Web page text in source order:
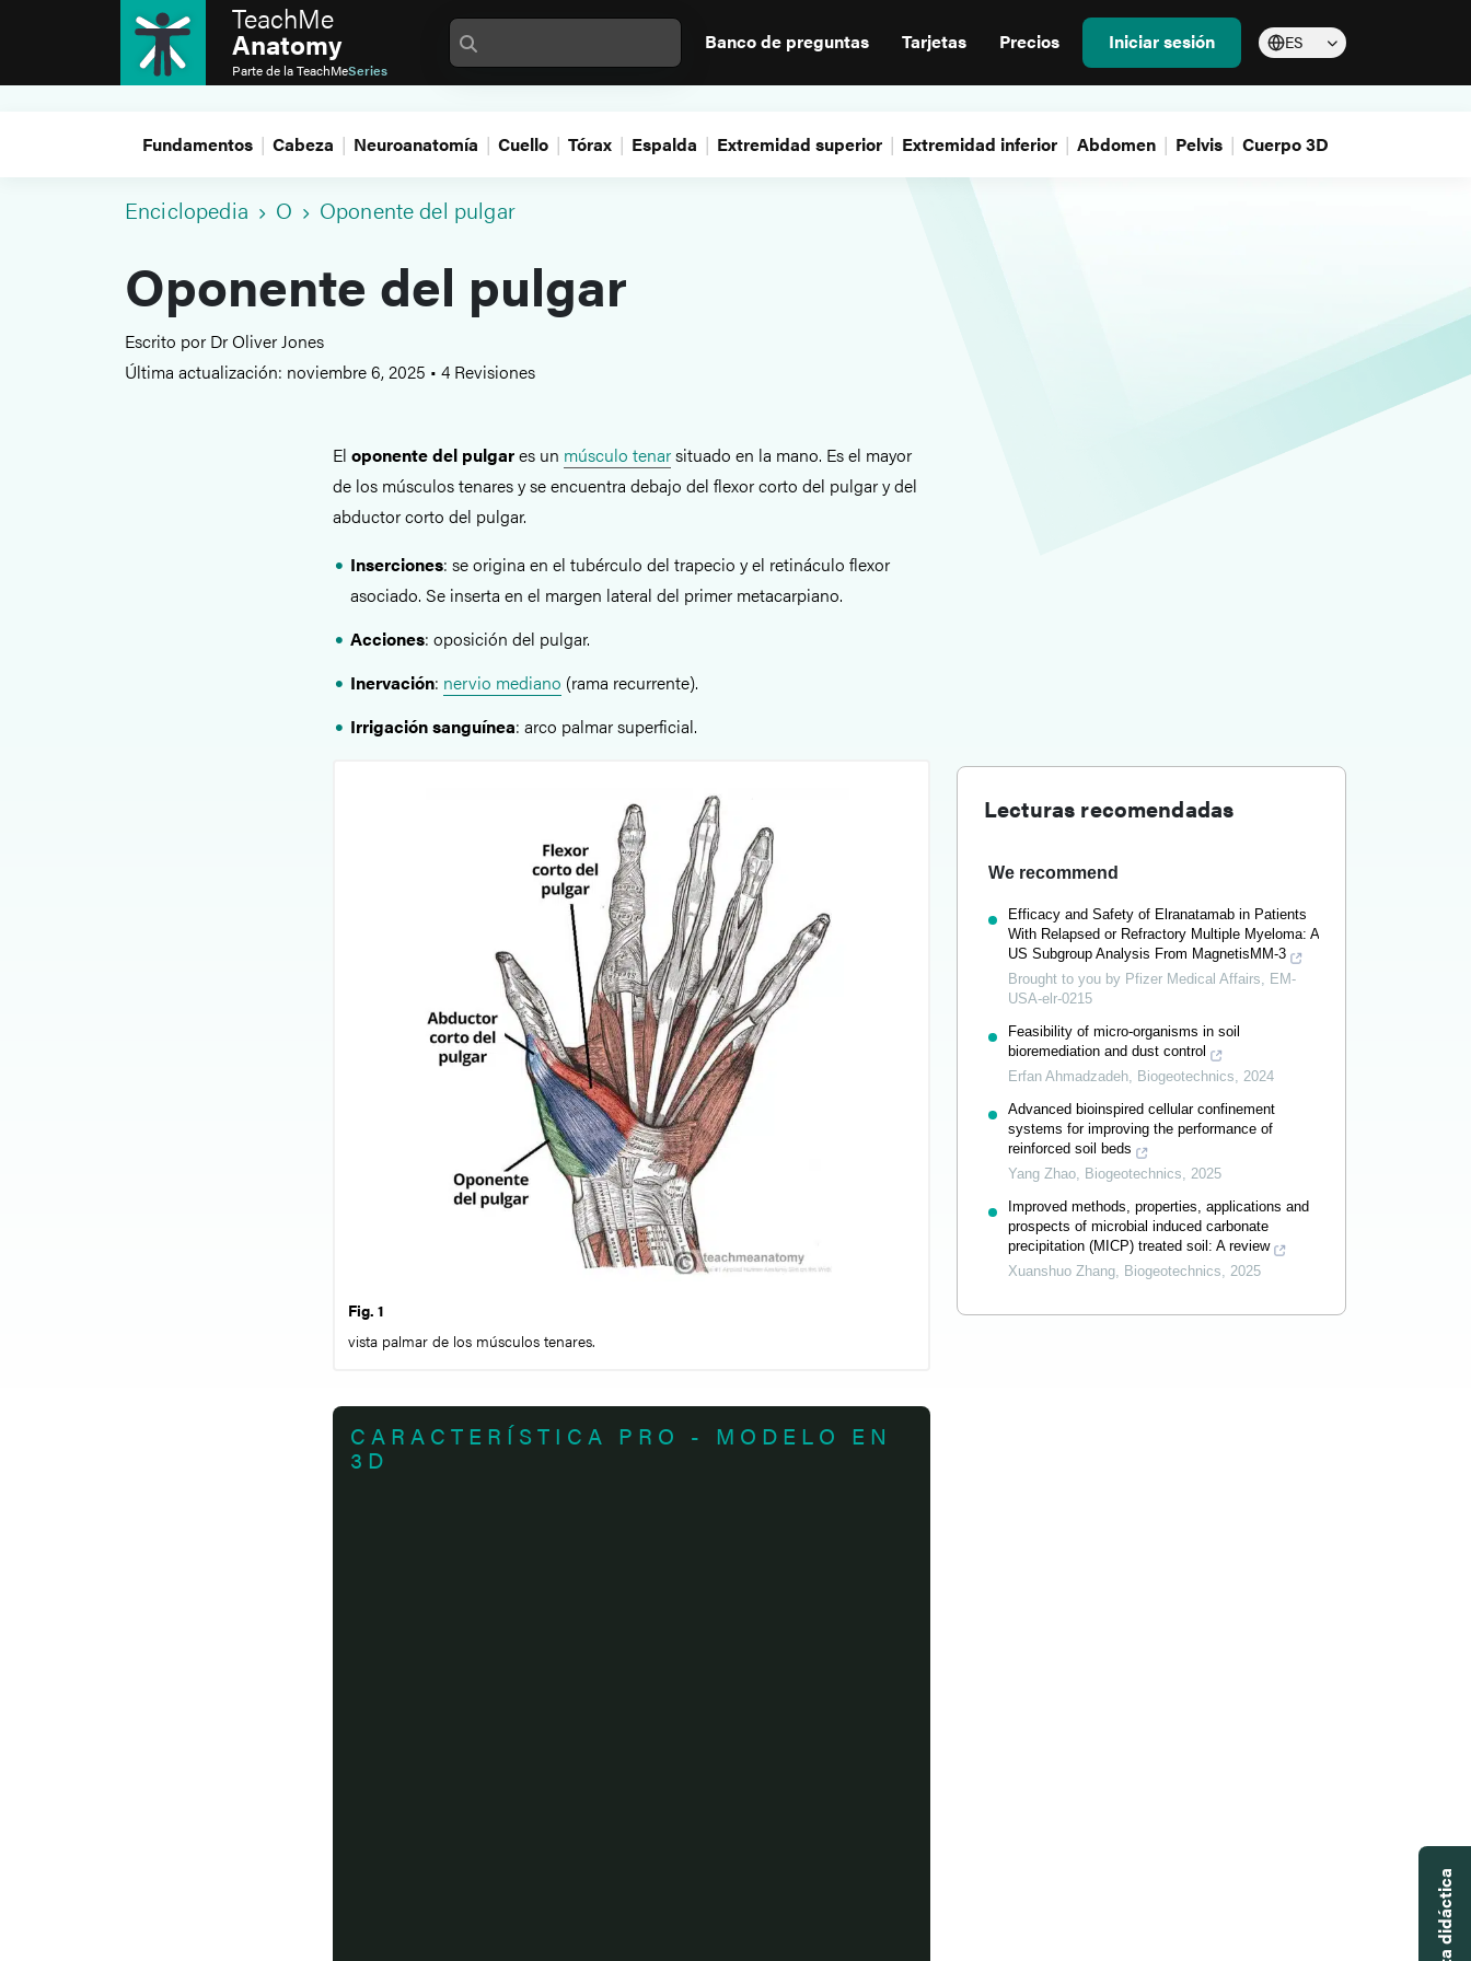
TeachMe
Anatomy
Parte de laTeachMeSeries
Banco de preguntas Tarjetas Precios Iniciar sesión ES
Fundamentos Cabeza Neuroanatomía Cuello Tórax Espalda Extremidad superior Extremidad inferior Abdomen Pelvis Cuerpo 3D
Enciclopedia O Oponente del pulgar
Oponente del pulgar
Escrito por Dr Oliver Jones
Última actualización: noviembre 6, 2025 • 4 Revisiones
El oponente del pulgares un músculo tenarsituado en la mano. Es el mayor
de los músculos tenares y se encuentra debajo del flexor corto del pulgar y del
abductor corto del pulgar.
Inserciones: se origina en el tubérculo del trapecio y el retináculo flexor
asociado. Se inserta en el margen lateral del primer metacarpiano.
Acciones: oposición del pulgar.
Inervación: nervio mediano (rama recurrente).
Irrigación sanguínea: arco palmar superficial.
Fig. 1
vista palmar de los músculos tenares.
CARACTERÍSTICA PRO - MODELO EN
3D
Lecturas recomendadas
We recommend
Efficacy and Safety of Elranatamab in Patients
With Relapsed or Refractory Multiple Myeloma: A
US Subgroup Analysis From MagnetisMM-3
Brought to you by Pfizer Medical Affairs, EM-
USA-elr-0215
Feasibility of micro-organisms in soil
bioremediation and dust control
Erfan Ahmadzadeh, Biogeotechnics, 2024
Advanced bioinspired cellular confinement
systems for improving the performance of
reinforced soil beds
Yang Zhao, Biogeotechnics, 2025
Improved methods, properties, applications and
prospects of microbial induced carbonate
precipitation (MICP) treated soil: A review
Xuanshuo Zhang, Biogeotechnics, 2025